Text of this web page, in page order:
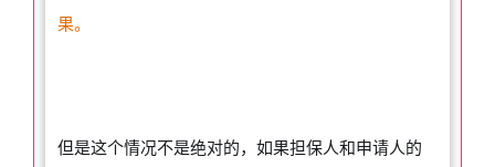
果。
但是这个情况不是绝对的，如果担保人和申请人的